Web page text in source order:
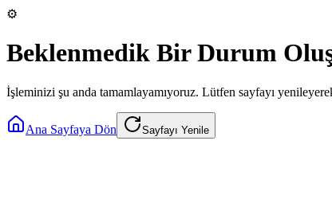
⚙️
Beklenmedik Bir Durum
İşleminizi şu anda tamamlayamıyoruz. Lütfen sayfayı
Ana Sayfaya Dön Sayfayı Yenile